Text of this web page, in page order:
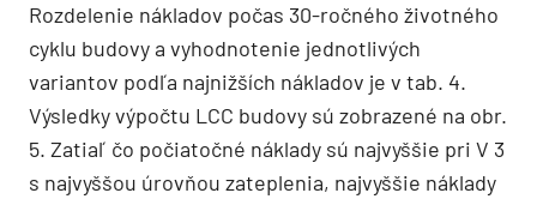
Rozdelenie nákladov počas 30-ročného životného
cyklu budovy a vyhodnotenie jednotlivých
variantov podľa najnižších nákladov je v tab. 4.
Výsledky výpočtu LCC budovy sú zobrazené na obr.
5. Zatiaľ čo počiatočné náklady sú najvyššie pri V 3
s najvyššou úrovňou zateplenia, najvyššie náklady